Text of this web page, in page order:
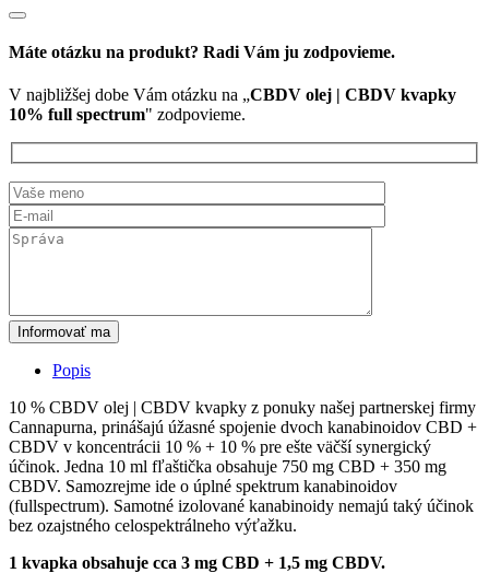
full
Máte otázku na produkt? Radi Vám ju zodpovieme.
V najbližšej dobe Vám otázku na „CBDV olej | CBDV kvapky
10% full spectrum" zodpovieme.
Informovať ma
Popis
10 % CBDV olej | CBDV kvapky z ponuky našej partnerskej firmy
Cannapurna, prinášajú úžasné spojenie dvoch kanabinoidov CBD +
CBDV v koncentrácii 10 % + 10 % pre ešte väčší synergický
účinok. Jedna 10 ml fľaštička obsahuje 750 mg CBD + 350 mg
CBDV. Samozrejme ide o úplné spektrum kanabinoidov
(fullspectrum). Samotné izolované kanabinoidy nemajú taký účinok
bez ozajstného celospektrálneho výťažku.
1 kvapka obsahuje cca 3 mg CBD + 1,5 mg CBDV.